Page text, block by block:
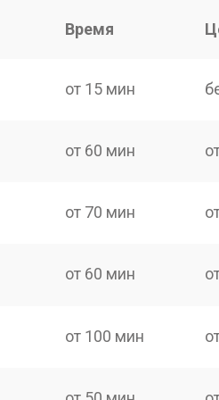
Время
от 15 мин
от 60 мин
от 70 мин
от 60 мин
от 100 мин